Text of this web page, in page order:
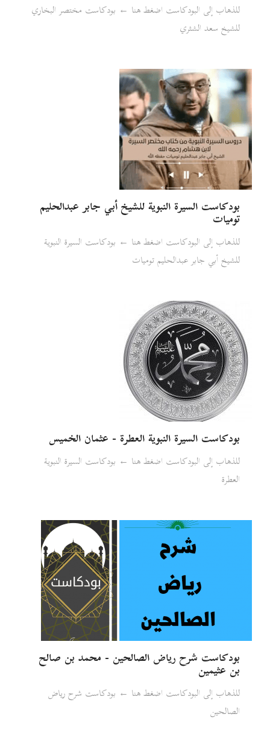
للذهاب إلى البودكاست اضغط هنا ← بودكاست مختصر البخاري
للشيخ سعد الشثري
بودكاست السيرة النبوية للشيخ أبي جابر عبدالحليم
توميات
للذهاب إلى البودكاست اضغط هنا ← بودكاست السيرة النبوية
للشيخ أبي جابر عبدالحليم توميات
بودكاست السيرة النبوية العطرة - عثمان الخميس
للذهاب إلى البودكاست اضغط هنا ← بودكاست السيرة النبوية
العطرة
بودكاست شرح رياض الصالحين - محمد بن صالح
بن عثيمين
للذهاب إلى البودكاست اضغط هنا ← بودكاست شرح رياض
الصالحين